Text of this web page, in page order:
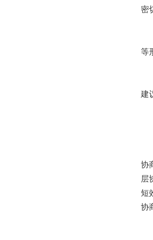
密
等
建
(
协
层
短
协